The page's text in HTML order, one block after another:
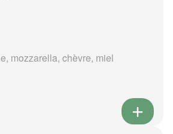
mozzarella, chèvre, miel